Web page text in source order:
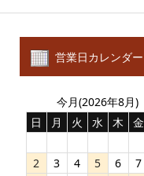
営業日カレンダー
今月(2026年8月)
日
月 火 水 木 金
2
3 4 5 6 7